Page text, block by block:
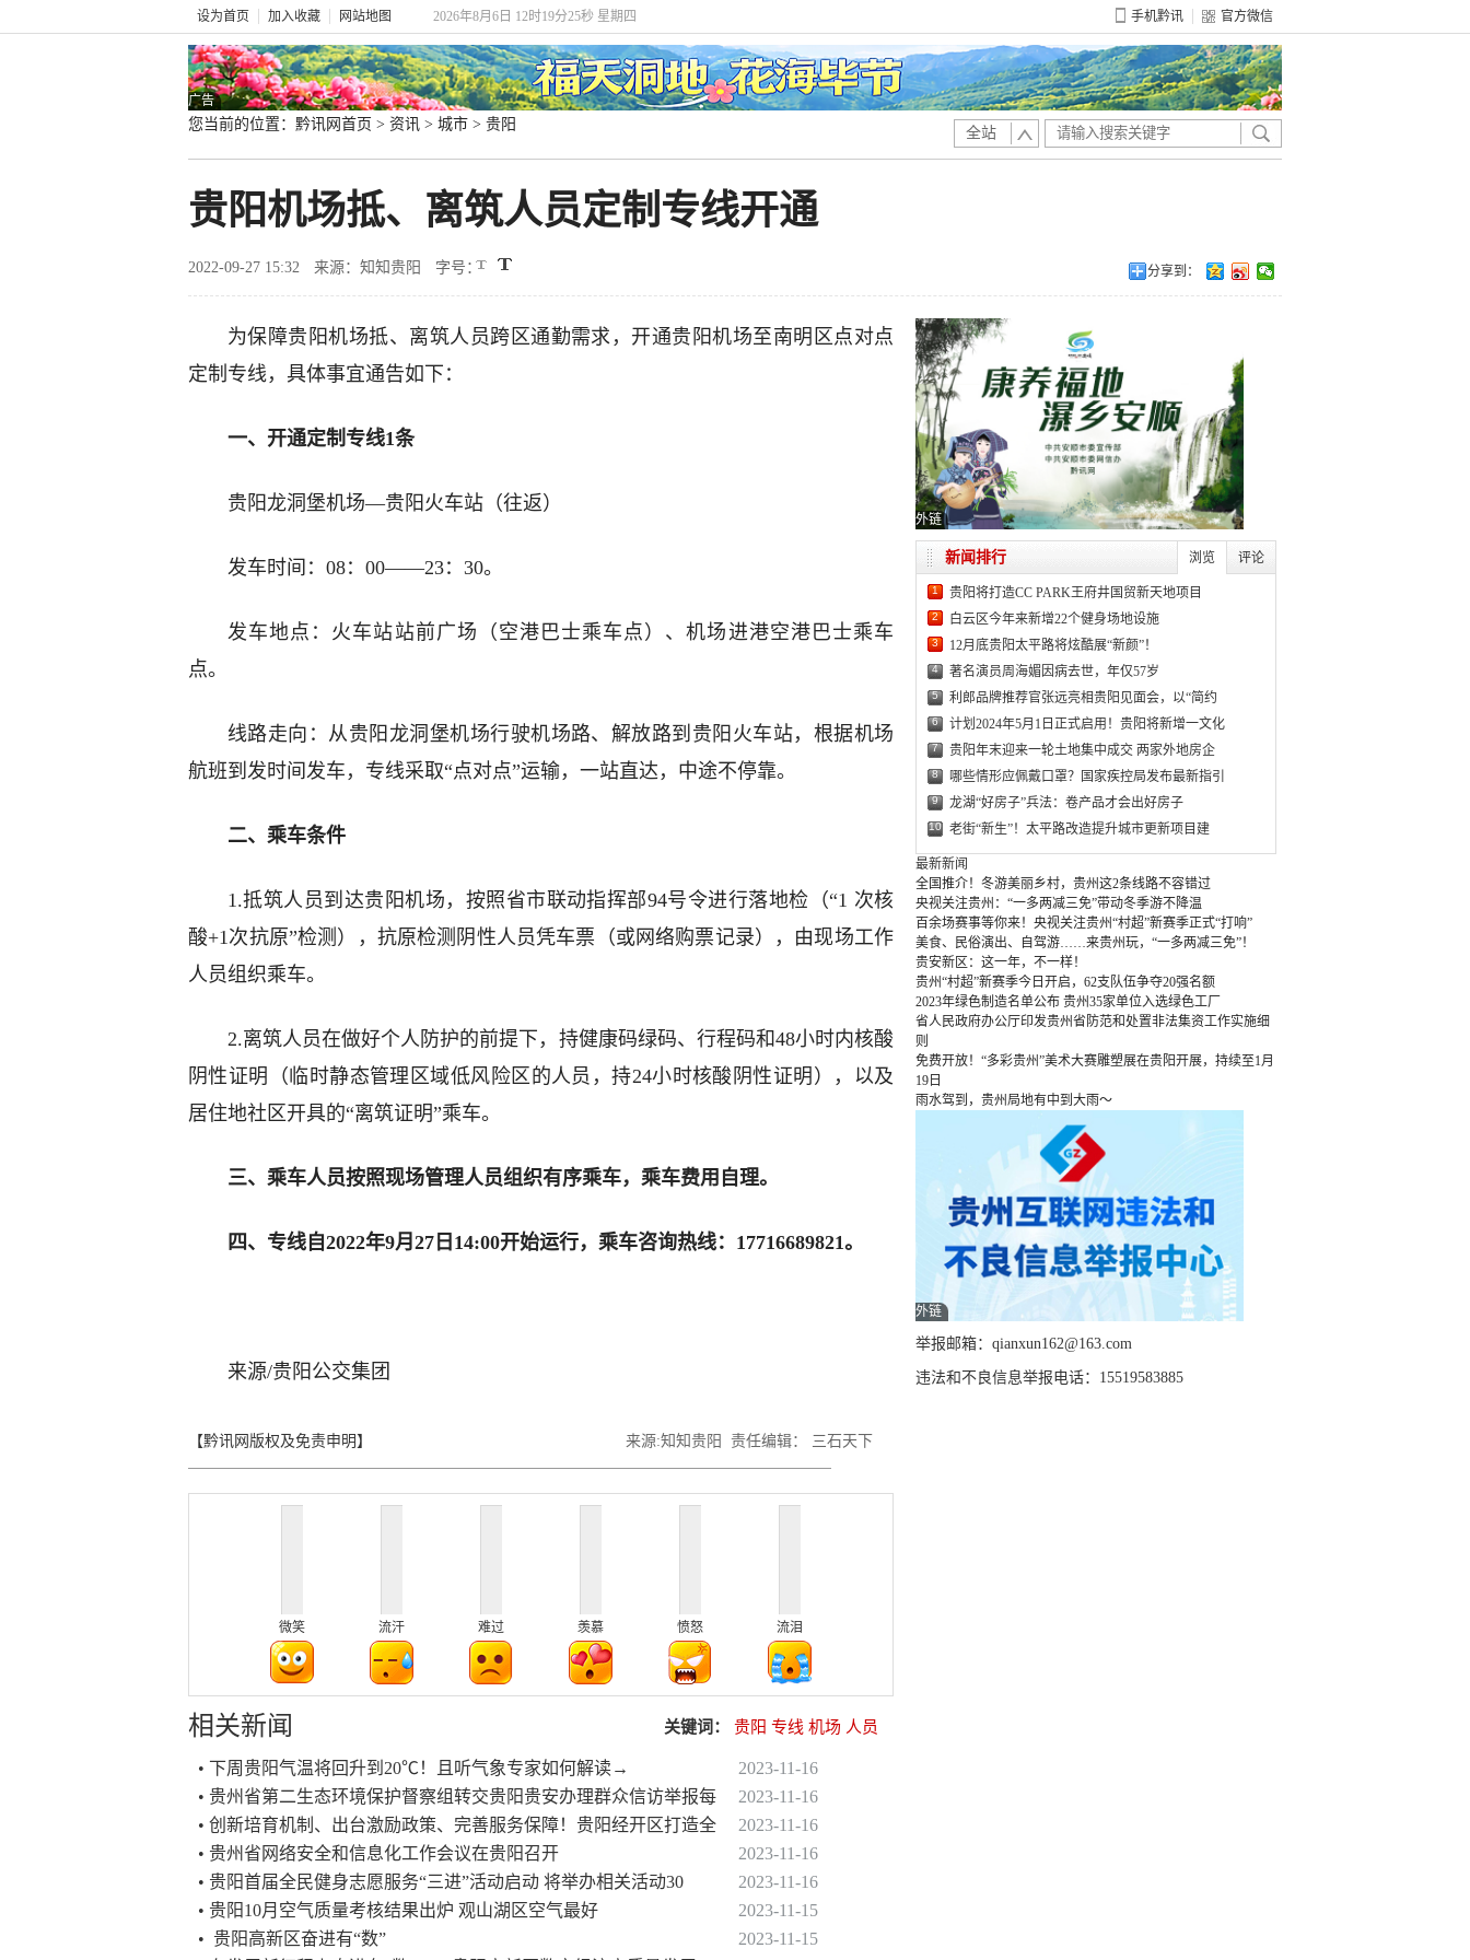
设为首页 加入收藏 网站地图 2026年8月6日 12时19分26秒 星期四 手机黔讯 官方微信
广告
您当前的位置： 黔讯网首页 > 资讯 > 城市 > 贵阳
全站
贵阳机场抵、离筑人员定制专线开通
2022-09-27 15:32 来源：知知贵阳 字号： 分享到：
为保障贵阳机场抵、离筑人员跨区通勤需求，开通贵阳机场至南明区点对点
定制专线，具体事宜通告如下：
一、开通定制专线1条
贵阳龙洞堡机场—贵阳火车站（往返）
发车时间：08：00——23：30。
发车地点：火车站站前广场（空港巴士乘车点）、机场进港空港巴士乘车
点。
线路走向：从贵阳龙洞堡机场行驶机场路、解放路到贵阳火车站，根据机场
航班到发时间发车，专线采取“点对点”运输，一站直达，中途不停靠。
二、乘车条件
1.抵筑人员到达贵阳机场，按照省市联动指挥部94号令进行落地检（“1 次核
酸+1次抗原”检测），抗原检测阴性人员凭车票（或网络购票记录），由现场工作
人员组织乘车。
2.离筑人员在做好个人防护的前提下，持健康码绿码、行程码和48小时内核酸
阴性证明（临时静态管理区域低风险区的人员，持24小时核酸阴性证明），以及
居住地社区开具的“离筑证明”乘车。
三、乘车人员按照现场管理人员组织有序乘车，乘车费用自理。
四、专线自2022年9月27日14:00开始运行，乘车咨询热线：17716689821。
来源/贵阳公交集团
【黔讯网版权及免责申明】 来源:知知贵阳 责任编辑： 三石天下
微笑 流汗 难过 羡慕 愤怒 流泪
相关新闻 关键词： 贵阳 专线 机场 人员
• 下周贵阳气温将回升到20℃！且听气象专家如何解读→
2023-11-16
• 贵州省第二生态环境保护督察组转交贵阳贵安办理群众信访举报每
2023-11-16
• 创新培育机制、出台激励政策、完善服务保障！贵阳经开区打造全
2023-11-16
• 贵州省网络安全和信息化工作会议在贵阳召开
2023-11-16
• 贵阳首届全民健身志愿服务“三进”活动启动 将举办相关活动30
2023-11-16
• 贵阳10月空气质量考核结果出炉 观山湖区空气最好
2023-11-15
• 贵阳高新区奋进有“数”
2023-11-15
外链
浏览 评论
新闻排行
1 贵阳将打造CC PARK王府井国贸新天地项目
2 白云区今年来新增22个健身场地设施
3 12月底贵阳太平路将炫酷展“新颜”！
4 著名演员周海媚因病去世，年仅57岁
5 利郎品牌推荐官张远亮相贵阳见面会，以“简约
6 计划2024年5月1日正式启用！贵阳将新增一文化
7 贵阳年末迎来一轮土地集中成交 两家外地房企
8 哪些情形应佩戴口罩？国家疾控局发布最新指引
9 龙湖“好房子”兵法：卷产品才会出好房子
10 老街“新生”！太平路改造提升城市更新项目建
最新新闻
全国推介！冬游美丽乡村，贵州这2条线路不容错过
央视关注贵州：“一多两减三免”带动冬季游不降温
百余场赛事等你来！央视关注贵州“村超”新赛季正式“打响”
美食、民俗演出、自驾游……来贵州玩，“一多两减三免”！
贵安新区：这一年，不一样！
贵州“村超”新赛季今日开启，62支队伍争夺20强名额
2023年绿色制造名单公布 贵州35家单位入选绿色工厂
省人民政府办公厅印发贵州省防范和处置非法集资工作实施细
则
免费开放！“多彩贵州”美术大赛雕塑展在贵阳开展，持续至1月
19日
雨水驾到，贵州局地有中到大雨～
外链
举报邮箱：qianxun162@163.com
违法和不良信息举报电话：15519583885